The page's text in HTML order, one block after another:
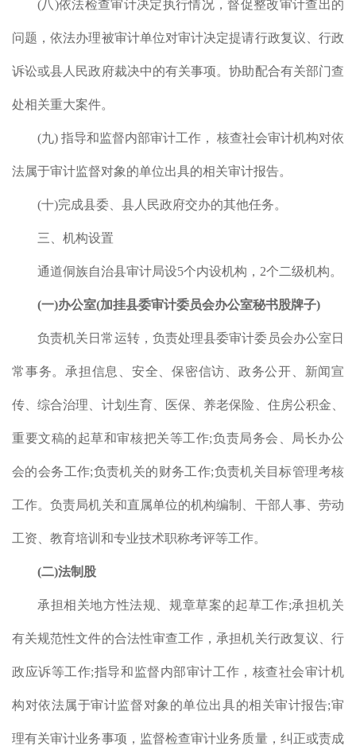
(八 )依法检查审计决定执行情况，督促整改审计查出的
问题，依法办理被审计单位对审计决定提请行政复议、行政
诉讼或县人民政府裁决中的有关事项。协助配合有关部门查
处相关重大案件。
(九) 指导和监督内部审计工作， 核查社会审计机构对依
法属于审计监督对象的单位出具的相关审计报告。
(十)完成县委、县人民政府交办的其他任务。
三、机构设置
通道侗族自治县审计局设5个内设机构， 2个二级机构。
(一)办公室(加挂县委审计委员会办公室秘书股牌子)
负责机关日常运转，负责处理县委审计委员会办公室日
常事务。承担信息、安全、保密信访、政务公开、新闻宣
传、综合治理、计划生育、医保、养老保险、住房公积金、
重要文稿的起草和审核把关等工作;负责局务会、局长办公
会的会务工作;负责机关的财务工作;负责机关目标管理考核
工作。负责局机关和直属单位的机构编制、干部人事、劳动
工资、教育培训和专业技术职称考评等工作。
(二)法制股
承担相关地方性法规、规章草案的起草工作;承担机关
有关规范性文件的合法性审查工作，承担机关行政复议、行
政应诉等工作;指导和监督内部审计工作，核查社会审计机
构对依法属于审计监督对象的单位出具的相关审计报告;审
理有关审计业务事项，监督检查审计业务质量，纠正或责成